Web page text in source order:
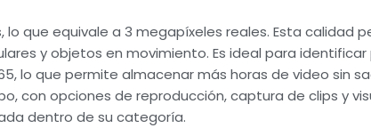
lo que equivale a 3 megapíxeles reales. Esta calidad
y objetos en movimiento. Es ideal para
lo que permite almacenar más horas de video sin
con opciones de reproducción, captura de clips y
dentro de su categoría.